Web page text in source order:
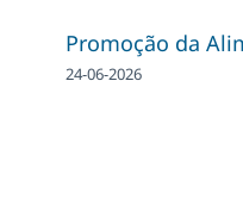
Promoção da
24-06-2026